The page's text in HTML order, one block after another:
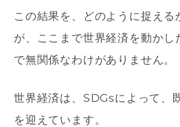
この結果を、どのように捉える
が、ここまで世界経済を動か
で無関係なわけがありません。
世界経済は、SDGsによって、
を迎えています。